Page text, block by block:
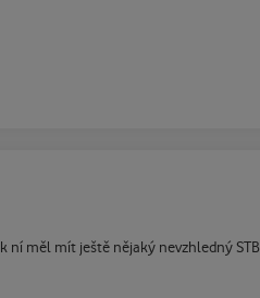
ní měl mít ještě nějaký nevzhledný STB